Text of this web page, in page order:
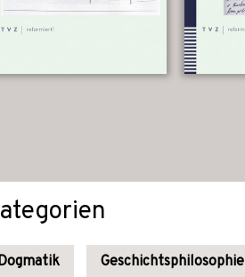
Geschichtsphilosophie